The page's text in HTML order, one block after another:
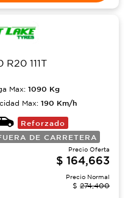
111T
Max: 1090 Kg
Max: 190 Km/h
Reforzado
DE CARRETERA
Precio Oferta
$ 164,663
Precio Normal
$ 274,400